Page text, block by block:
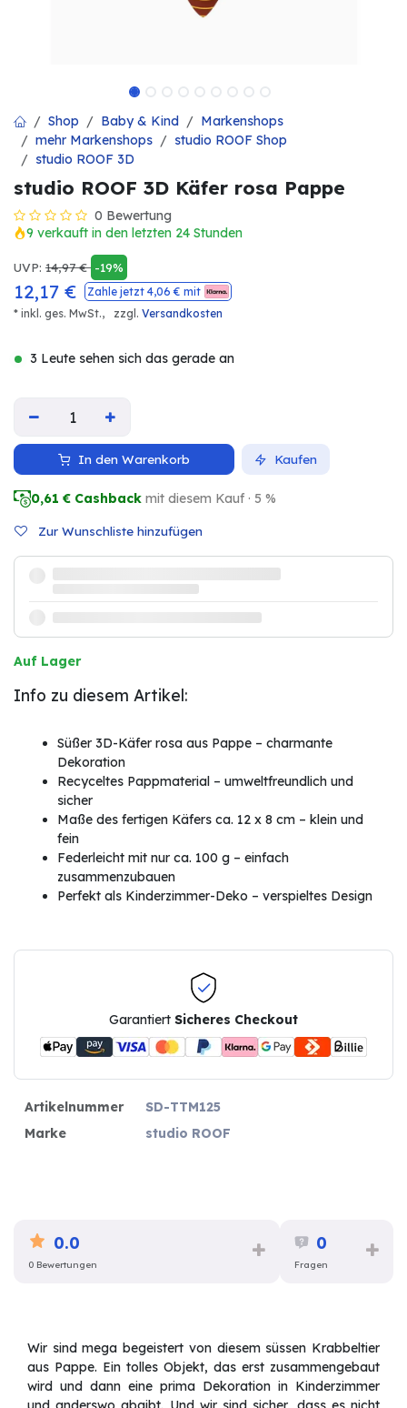
Shop Baby & Kind
Markenshops
mehr Markenshops
studio ROOF Shop
studio ROOF 3D
studio ROOF 3D Käfer rosa Pappe
0 Bewertung
9 verkauft in den letzten 24 Stunden
UVP: 14,97€ -19%
12,17 € Zahle jetzt 4,06 € mit
* inkl. ges. MwSt.,
zzgl. Versandkosten
3 Leute sehen sich das gerade an
In den Warenkorb Kaufen
0,61 € Cashback mit diesem Kauf · 5 %
Zur Wunschliste hinzufügen
Auf Lager
Info zu diesem Artikel:
Süßer 3D-Käfer rosa aus Pappe – charmante
Dekoration
Recyceltes Pappmaterial – umweltfreundlich und
sicher
Maße des fertigen Käfers ca. 12 x 8 cm – klein und
fein
Federleicht mit nur ca. 100 g – einfach
zusammenzubauen
Perfekt als Kinderzimmer-Deko – verspieltes Design
Garantiert Sicheres Checkout
Artikelnummer
SD-TTM125
Marke
studio ROOF
0.0
0 Bewertungen
0
Fragen
Wir sind mega begeistert von diesem süssen Krabbeltier
aus Pappe. Ein tolles Objekt, das erst zusammengebaut
wird und dann eine prima Dekoration in Kinderzimmer